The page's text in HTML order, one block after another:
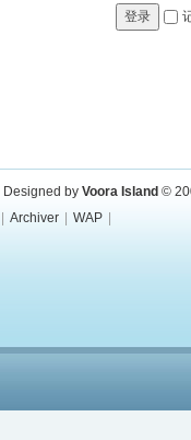
登录
Designed by Voora Island ©
Archiver WAP